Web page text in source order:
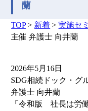
蘭
TOP> 新着 >実施セ
主催 弁護士 向井蘭
2026年5月16日
SDG相続ドック・グ
弁護士 向井蘭
「令和版 社長は労